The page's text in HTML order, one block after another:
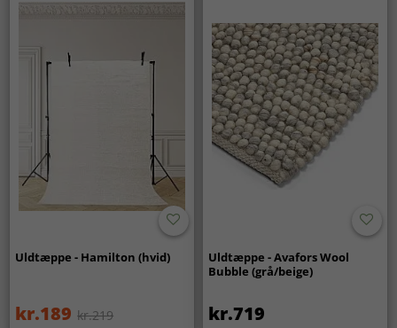
Uldtæppe - Hamilton (hvid)
kr.189 kr.219
Uldtæppe - Avafors Wool
Bubble (grå/beige)
kr.719